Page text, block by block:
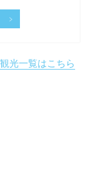
光一覧はこちら